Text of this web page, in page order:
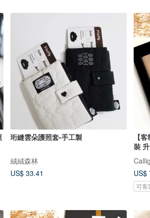
珩縫雲朵護照套-手工製
絨絨森林
US$ 33.41
【
裝
US$
可客